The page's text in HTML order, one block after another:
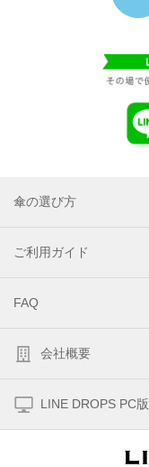
傘の選び方
ご利用ガイド
FAQ
会社概要
LINE DROPS PC版